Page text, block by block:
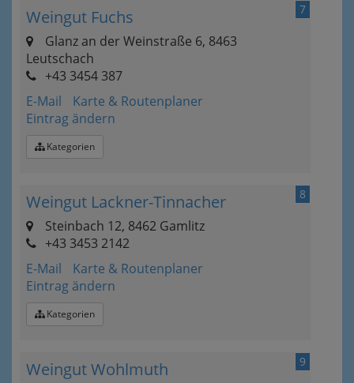
7
Weingut Fuchs
Glanz an der Weinstraße 6, 8463
Leutschach
+43 3454 387
E-Mail
Karte & Routenplaner
Eintrag ändern
Kategorien
8
Weingut Lackner-Tinnacher
Steinbach 12, 8462 Gamlitz
+43 3453 2142
E-Mail
Karte & Routenplaner
Eintrag ändern
Kategorien
9
Weingut Wohlmuth